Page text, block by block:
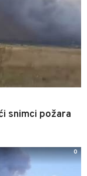
snimci požara
0